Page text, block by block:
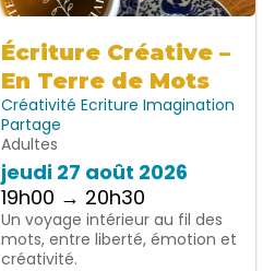
Écriture Créative –
En Terre de Mots
Créativité Ecriture Imagination
Partage
Adultes
jeudi 27 août 2026
19h00 → 20h30
Un voyage intérieur au fil des
mots, entre liberté, émotion et
créativité.